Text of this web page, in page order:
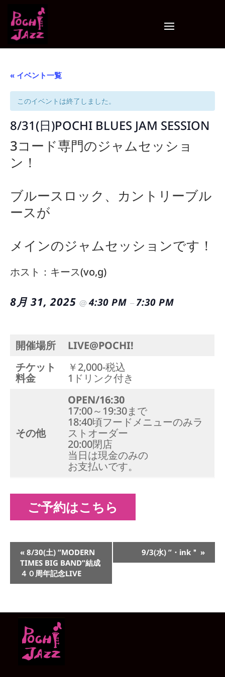
« イベント一覧
このイベントは終了しました。
8/31(日)POCHI BLUES JAM SESSION
3コード専門のジャムセッショ
ン！
ブルースロック、カントリーブル
ースが
メインのジャムセッションです！
ホスト：キース(vo,g)
8月 31, 2025 @ 4:30 PM – 7:30 PM
開催場所
LIVE@POCHI!
チケット
料金
￥2,000-税込
1ドリンク付き
その他
OPEN/16:30
17:00～19:30まで
18:40頃フードメニューのみラ
ストオーダー
20:00閉店
当日は現金のみの
お支払いです。
ご予約はこちら
イ
ベ
ト
ゲ
« 8/30(土) ”MODERN
TIMES BIG BAND”結成
４０周年記念LIVE
9/3(水) ”・ink＂ »